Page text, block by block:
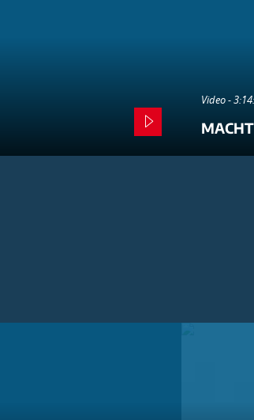
Video -